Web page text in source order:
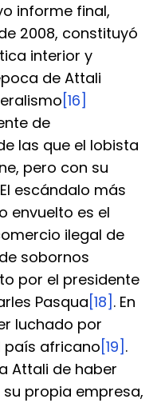
informe final,
2008, constituyó
interior y
de Attali
[16]
de
las que el lobista
pero con su
escándalo más
envuelto es el
ilegal de
sobornos
por el presidente
Pasqua [18] . En
luchado por
país africano [19] .
Attali de haber
su propia empresa,